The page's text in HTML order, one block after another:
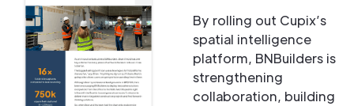
By rolling out Cupix’s
spatial intelligence
platform, BNBuilders is
strengthening
collaboration, building